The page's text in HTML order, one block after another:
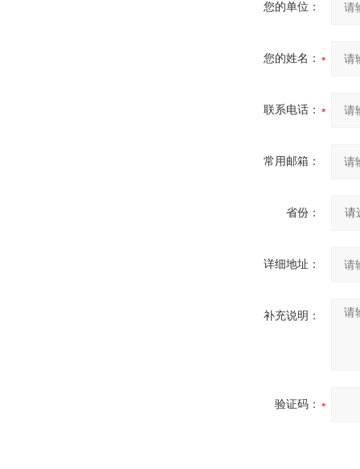
您的单位：
您的姓名：
联系电话：
常用邮箱：
省份：
详细地址：
补充说明：
验证码：